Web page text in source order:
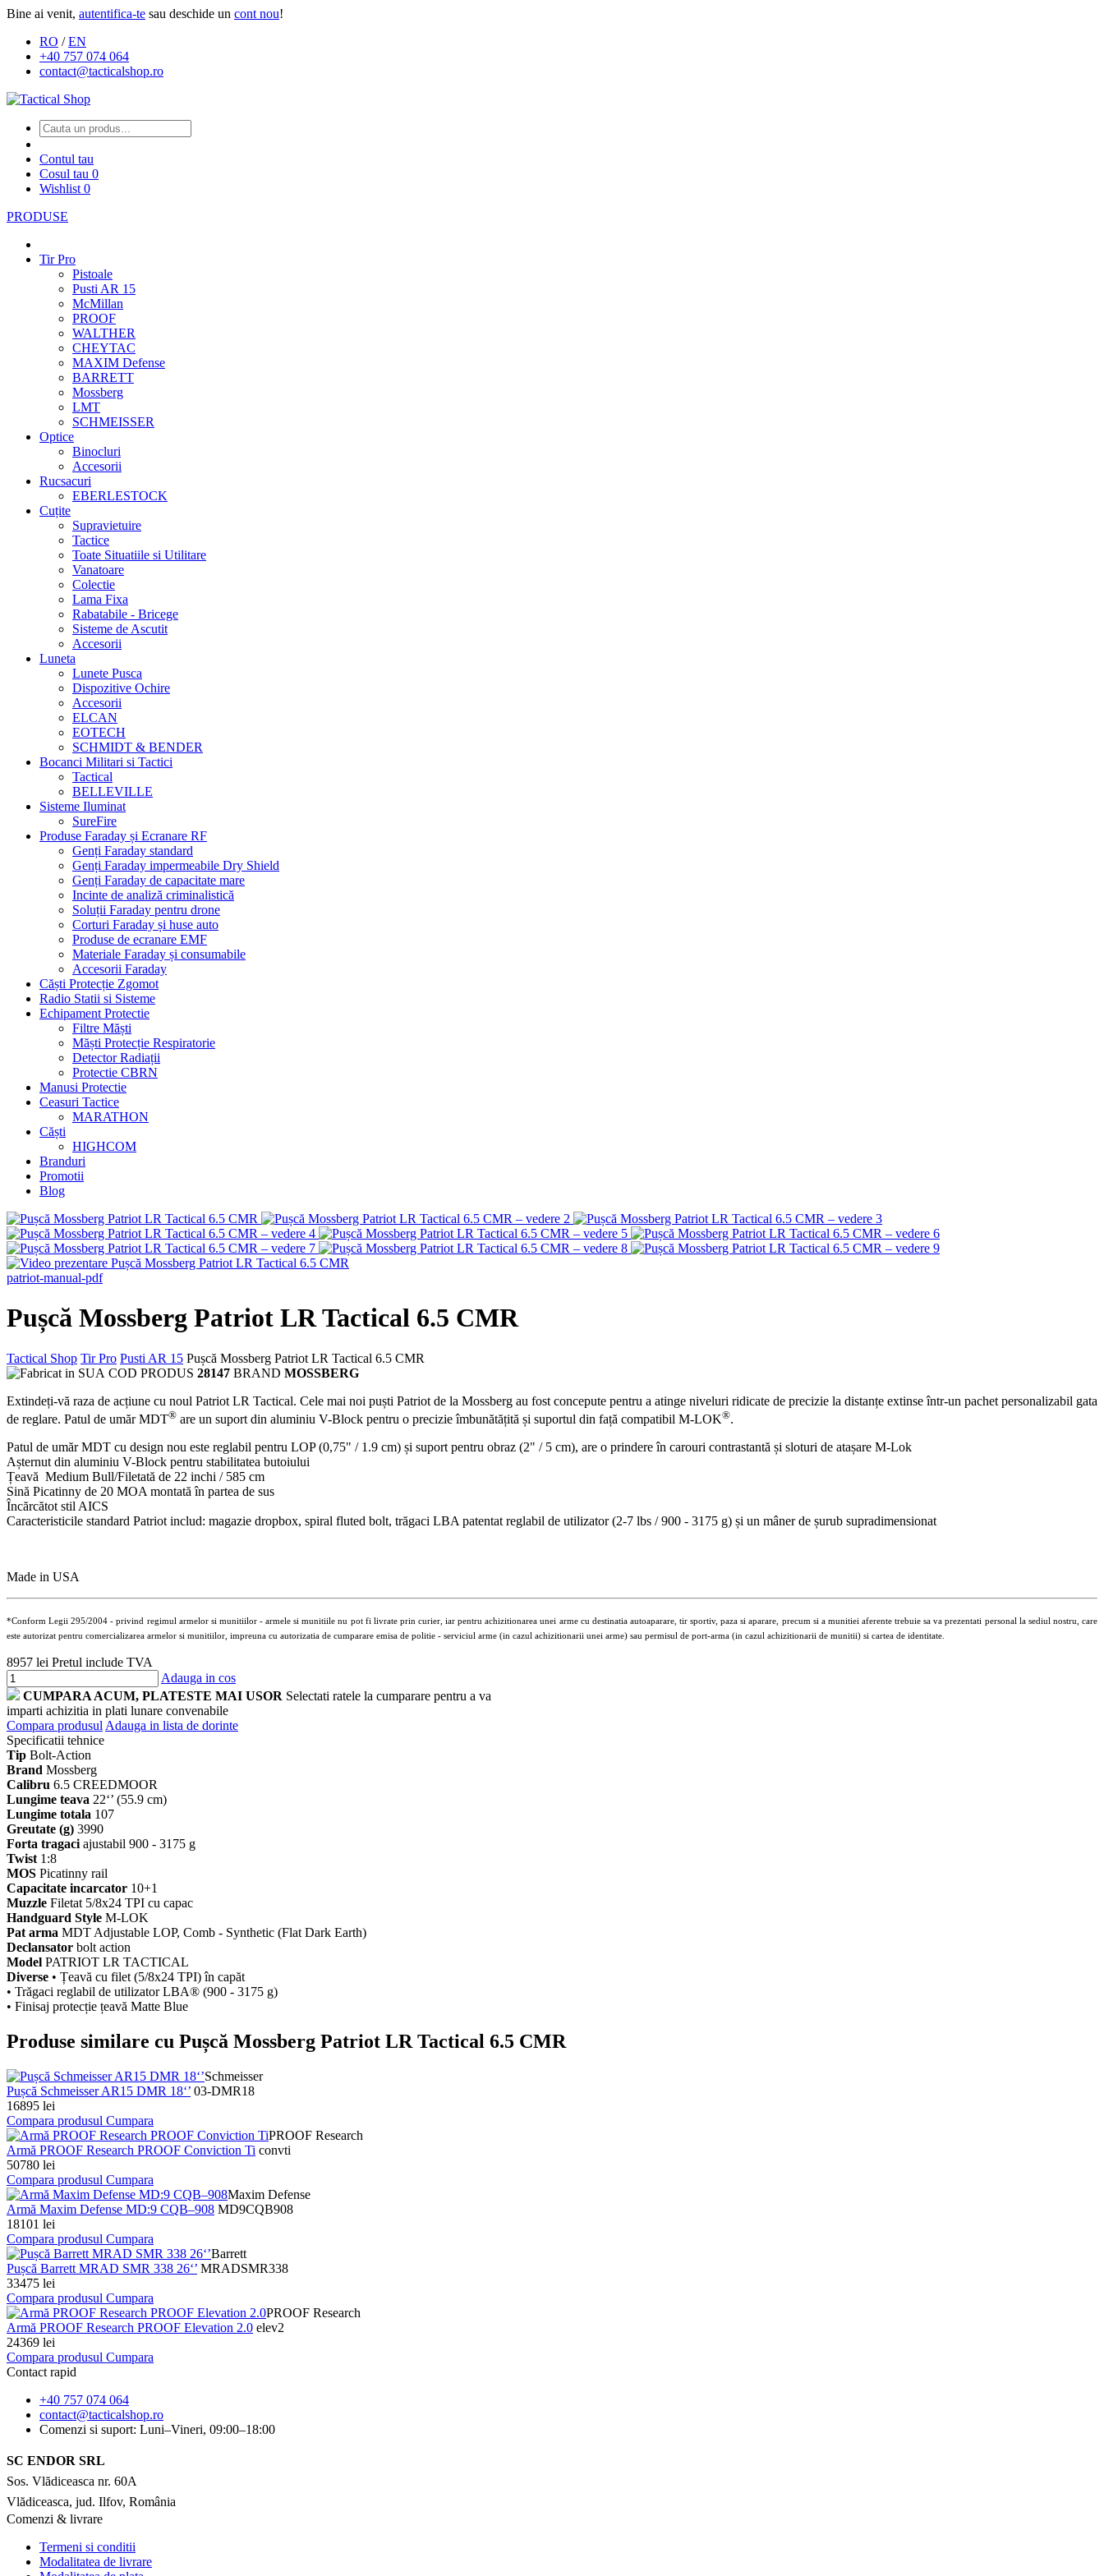
Bine ai venit, autentifica-te sau deschide un cont nou!
RO /EN
+40 757 074 064
contact@tacticalshop.ro
Contul tau
Cosul tau 0
Wishlist 0
PRODUSE
Tir Pro
Pistoale
Pusti AR 15
McMillan
PROOF
WALTHER
CHEYTAC
MAXIM Defense
BARRETT
Mossberg
LMT
SCHMEISSER
Optice
Binocluri
Accesorii
Rucsacuri
EBERLESTOCK
Cuțite
Supravietuire
Tactice
Toate Situatiile si Utilitare
Vanatoare
Colectie
Lama Fixa
Rabatabile - Bricege
Sisteme de Ascutit
Accesorii
Luneta
Lunete Pusca
Dispozitive Ochire
Accesorii
ELCAN
EOTECH
SCHMIDT & BENDER
Bocanci Militari si Tactici
Tactical
BELLEVILLE
Sisteme Iluminat
SureFire
Produse Faraday și Ecranare RF
Genți Faraday standard
Genți Faraday impermeabile Dry Shield
Genți Faraday de capacitate mare
Incinte de analiză criminalistică
Soluții Faraday pentru drone
Corturi Faraday și huse auto
Produse de ecranare EMF
Materiale Faraday și consumabile
Accesorii Faraday
Căști Protecție Zgomot
Radio Statii si Sisteme
Echipament Protectie
Filtre Măști
Măști Protecție Respiratorie
Detector Radiații
Protectie CBRN
Manusi Protectie
Ceasuri Tactice
MARATHON
Căști
HIGHCOM
Branduri
Promotii
Blog
patriot-manual-pdf
Pușcă Mossberg Patriot LR Tactical 6.5 CMR
Tactical Shop Tir Pro Pusti AR 15 Pușcă Mossberg Patriot LR Tactical 6.5 CMR
COD PRODUS 28147 BRAND MOSSBERG
Extindeți-vă raza de acțiune cu noul Patriot LR Tactical. Cele mai noi puști Patriot de la Mossberg au fost concepute pentru a atinge niveluri ridicate de precizie la distanțe extinse într-un pachet personalizabil gata
de reglare. Patul de umăr MDT® are un suport din aluminiu V-Block pentru o precizie îmbunătățită și suportul din față compatibil M-LOK®.
Patul de umăr MDT cu design nou este reglabil pentru LOP (0,75" / 1.9 cm) și suport pentru obraz (2" / 5 cm), are o prindere în carouri contrastantă și sloturi de atașare M-Lok
Așternut din aluminiu V-Block pentru stabilitatea butoiului
Țeavă Medium Bull/Filetată de 22 inchi / 585 cm
Sină Picatinny de 20 MOA montată în partea de sus
Încărcătot stil AICS
Caracteristicile standard Patriot includ: magazie dropbox, spiral fluted bolt, trăgaci LBA patentat reglabil de utilizator (2-7 lbs / 900 - 3175 g) și un mâner de șurub supradimensionat
Made in USA
*Conform Legii 295/2004 - privind regimul armelor si munitiilor - armele si munitiile nu pot fi livrate prin curier, iar pentru achizitionarea unei arme cu destinatia autoaparare, tir sportiv, paza si aparare, precum si a munitiei aferente trebuie sa va prezentati personal la sediul nostru, care
este autorizat pentru comercializarea armelor si munitiilor, impreuna cu autorizatia de cumparare emisa de politie - serviciul arme (in cazul achizitionarii unei arme) sau permisul de port-arma (in cazul achizitionarii de munitii) si cartea de identitate.
8957 lei Pretul include TVA
Adauga in cos
CUMPARA ACUM, PLATESTE MAI USOR Selectati ratele la cumparare pentru a va
imparti achizitia in plati lunare convenabile
Compara produsul Adauga in lista de dorinte
Specificatii tehnice
Tip Bolt-Action
Brand Mossberg
Calibru 6.5 CREEDMOOR
Lungime teava 22‘’ (55.9 cm)
Lungime totala 107
Greutate (g) 3990
Forta tragaci ajustabil 900 - 3175 g
Twist 1:8
MOS Picatinny rail
Capacitate incarcator 10+1
Muzzle Filetat 5/8x24 TPI cu capac
Handguard Style M-LOK
Pat arma MDT Adjustable LOP, Comb - Synthetic (Flat Dark Earth)
Declansator bolt action
Model PATRIOT LR TACTICAL
Diverse • Țeavă cu filet (5/8x24 TPI) în capăt
• Trăgaci reglabil de utilizator LBA® (900 - 3175 g)
• Finisaj protecție țeavă Matte Blue
Produse similare cu Pușcă Mossberg Patriot LR Tactical 6.5 CMR
Schmeisser
Pușcă Schmeisser AR15 DMR 18‘’ 03-DMR18
16895 lei
Compara produsul Cumpara
PROOF Research
Armă PROOF Research PROOF Conviction Ti convti
50780 lei
Compara produsul Cumpara
Maxim Defense
Armă Maxim Defense MD:9 CQB–908 MD9CQB908
18101 lei
Compara produsul Cumpara
Barrett
Pușcă Barrett MRAD SMR 338 26‘’ MRADSMR338
33475 lei
Compara produsul Cumpara
PROOF Research
Armă PROOF Research PROOF Elevation 2.0 elev2
24369 lei
Compara produsul Cumpara
Contact rapid
+40 757 074 064
contact@tacticalshop.ro
Comenzi si suport: Luni–Vineri, 09:00–18:00
SC ENDOR SRL
Sos. Vlădiceasca nr. 60A
Vlădiceasca, jud. Ilfov, România
Comenzi & livrare
Termeni si conditii
Modalitatea de livrare